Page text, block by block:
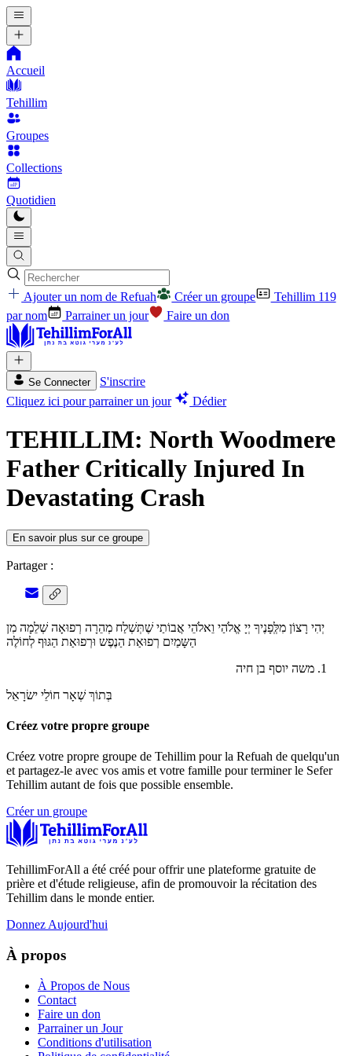
Accueil
Tehillim
Groupes
Collections
Quotidien
Ajouter un nom de Refuah Créer un groupe
Tehillim 119
par nom
Parrainer un jour Faire un don
Se Connecter
S'inscrire
Cliquez ici pour parrainer un jour
Dédier
TEHILLIM: North Woodmere
Father Critically Injured In
Devastating Crash
En savoir plus sur ce groupe
Partager :
יְהִי רָצוֹן מִלְְּפָנֶיךָ יְיָ אֱלֹהַי וֵאלֹהֵי אֲבוֹתַי שֶׁתְּשְׁלַח מְהֵרָה רְפוּאָה שְׁלֵמָה מִן
הַשָּמַיִם רְפוּאַת הַנֶפֶש וּרְפוּאַת הַגּוּף לְחוֹלֶה
משה יוסף בן חיה
בְּתוֹךְ שְׁאָר חוֹלֵי ישׂרָאֵל
Créez votre propre groupe
Créez votre propre groupe de Tehillim pour la Refuah de quelqu'un
et partagez-le avec vos amis et votre famille pour terminer le Sefer
Tehillim autant de fois que possible ensemble.
Créer un groupe
TehillimForAll a été créé pour offrir une plateforme gratuite de
prière et d'étude religieuse, afin de promouvoir la récitation des
Tehillim dans le monde entier.
Donnez Aujourd'hui
À propos
À Propos de Nous
Contact
Faire un don
Parrainer un Jour
Conditions d'utilisation